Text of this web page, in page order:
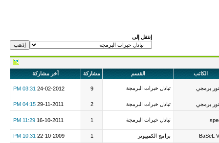
إنتقل إلى
الكاتب القسم مشاركة آخر مشاركة
برمجي تبادل خبرات البرمجة 9
24-02-2012
03:31 PM
برمجي تبادل خبرات البرمجة 2
29-11-2011
04:15 PM
تبادل خبرات البرمجة 1
16-10-2011
11:29 PM
BaSeL برامج الكمبيوتر 1
22-10-2009
10:31 PM